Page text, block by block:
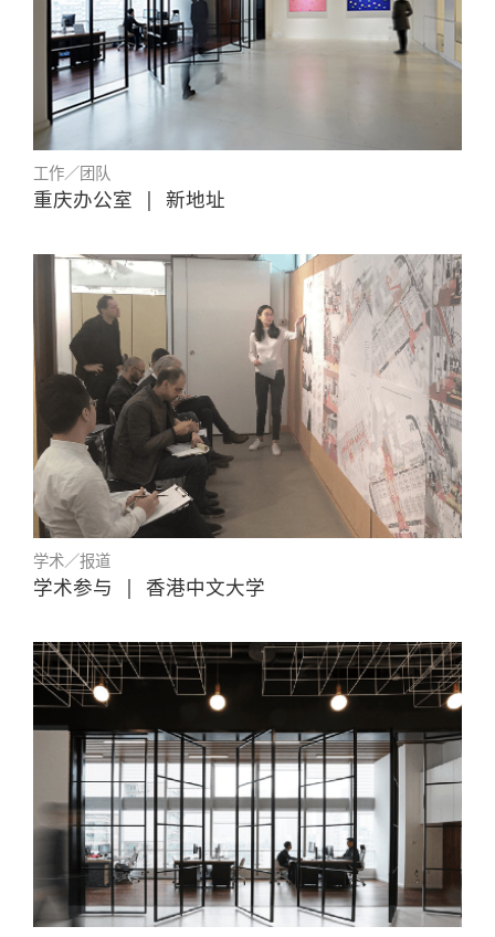
工作／团队
重庆办公室 | 新地址
学术／报道
学术参与 | 香港中文大学